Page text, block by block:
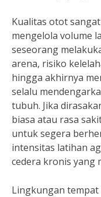
Kualitas otot
mengelola volume
seseorang
arena, risiko
hingga akhirnya
selalu
tubuh. Jika
biasa atau rasa
untuk segera
intensitas latihan
cedera kronis yang
Lingkungan